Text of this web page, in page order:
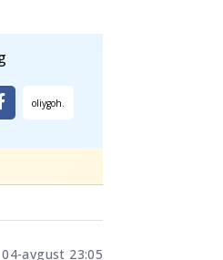
04-avgust 23:05